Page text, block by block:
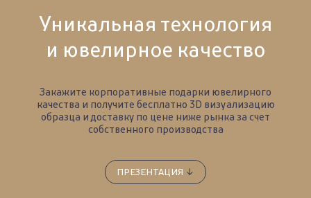
Уникальная технология
и ювелирное качество
Закажите корпоративные подарки ювелирного
качества и получите бесплатно 3D визуализацию
образца и доставку по цене ниже рынка за счет
собственного производства
ПРЕЗЕНТАЦИЯ ↓